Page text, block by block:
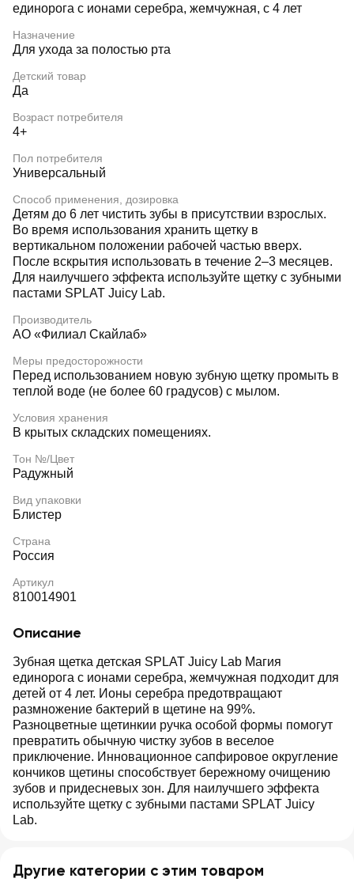
единорога с ионами серебра, жемчужная, с 4 лет
Назначение
Для ухода за полостью рта
Детский товар
Да
Возраст потребителя
4+
Пол потребителя
Универсальный
Способ применения, дозировка
Детям до 6 лет чистить зубы в присутствии взрослых.
Во время использования хранить щетку в
вертикальном положении рабочей частью вверх.
После вскрытия использовать в течение 2–3 месяцев.
Для наилучшего эффекта используйте щетку с зубными
пастами SPLAT Juicy Lab.
Производитель
АО «Филиал Скайлаб»
Меры предосторожности
Перед использованием новую зубную щетку промыть в
теплой воде (не более 60 градусов) с мылом.
Условия хранения
В крытых складских помещениях.
Тон №/Цвет
Радужный
Вид упаковки
Блистер
Страна
Россия
Артикул
810014901
Описание
Зубная щетка детская SPLAT Juicy Lab Магия
единорога с ионами серебра, жемчужная подходит для
детей от 4 лет. Ионы серебра предотвращают
размножение бактерий в щетине на 99%.
Разноцветные щетинкии ручка особой формы помогут
превратить обычную чистку зубов в веселое
приключение. Инновационное сапфировое округление
кончиков щетины способствует бережному очищению
зубов и придесневых зон. Для наилучшего эффекта
используйте щетку с зубными пастами SPLAT Juicy
Lab.
Другие категории с этим товаром